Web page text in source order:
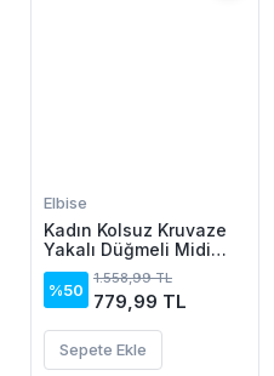
Elbise
Kadın Kolsuz Kruvaze
Yakalı Düğmeli Midi
Keten Elbise
%50
1.558,99 TL
779,99 TL
Sepete Ekle